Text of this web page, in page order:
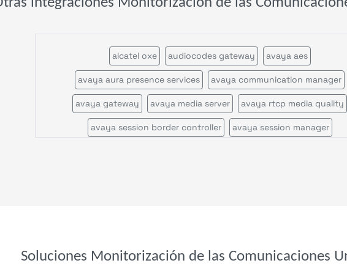
alcatel oxe audiocodes gateway avaya aes
avaya aura presence services avaya communication manager
avaya gateway avaya media server avaya rtcp media quality
avaya session border controller avaya session manager
Soluciones Monitorización de las Comunicaciones